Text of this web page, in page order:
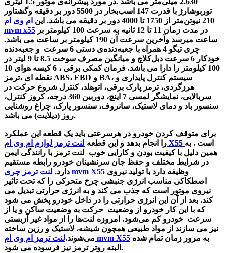
توربوشارژ با قدرت 147 اسب‌بخار در 5500 دور بر دقیقه وگشتاور
210 نیوتن‌متر از 1750 تا 4000 دور بر دقیقه می باشد. این
ام وی ام
mvm x55
ساعت میرسد وآخرین سرعت آن 190 کیلومتر بر ساعت می باشد.
چری تیگو 4 همراه‌ با جعبه‌دنده‌ی دستی 6 سرعت و جعبه‌دنده
خودکار 6 سرعت دبل‌کلاچ و میانگین مصرف سوخت 8.5 تا 9 لیتر در
100 کیلومتر را دارا می باشد. فرمان کمکی برقی ، 6 کیسه هوای 10
نقطه ای ،ترمز ABS، EBD و BA، سیستم کنترل پایداری و
هرزگردی، ترمز پارک برقی، اتوهلد، کنترل شروع حرکت در
سربالایی، نمایشگر
لمسی 7 اینچ، دوربین 360 درجه، کروز کنترل،
سنسور باد و دمای لاستیک، سانروف، سنسور پارک، چراغ روشنایی
روز (دیلایت) می باشد.
برای متوقف کردن خودرو در هرسرعتی باید یک قطعه این عملکرد
را انجام بدهد و این قطعه لنت ترمز لوازم ام وی ام X55 است . به
همین دلیل با کیفیت بودن و کارایی خوب لنت ترمز با رانندگی ایمن
در شرایط مختلف و حفظ جان سرنشینان خودرو رابطه مستقیم
دارد. لنت ترمز چری mvm X55
اصطکاکی مناسب انرژی جنبشی چرخ متحرکی را که تحت تاثیر
نیروی موتور است که جذب می کند و به انرژی حرارتی تبدیل می
کند. بعد از آن این انرژی حرارتی را در داخل خودرو پخش می شود
که با این کار خودرو از وضعیت حرکت به وضعیت ساکن و یا از
سرعت خودرو کم می‌شود. امروزه لنت‌ها را از مواد غیر آزبستی
نیز می سازند از مواد طبیعی همچون شیشه، لاستیک و رزین ساخته
می‌شوند. لنت ترمز ام وی ام mvm X55
البته روتر ترمز نیز فرسوده می شود.